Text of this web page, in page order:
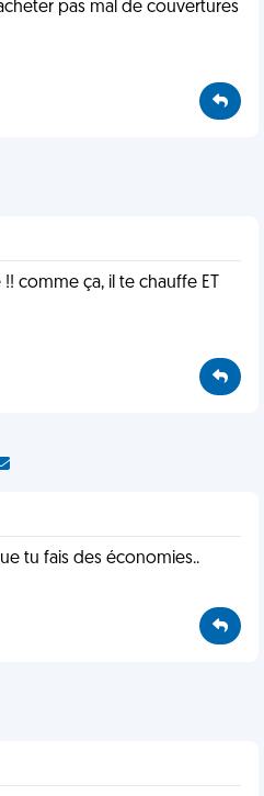
pas mal de couvertures
comme ça, il te chauffe ET
tu fais des économies..